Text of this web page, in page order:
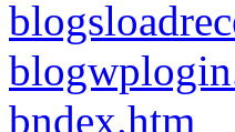
bndex.htm